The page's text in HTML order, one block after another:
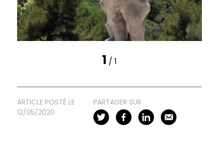
1 / 1
ARTICLE POSTÉ LE
12/05/2020
PARTAGER SUR